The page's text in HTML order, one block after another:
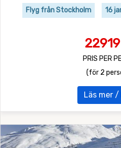
Flyg från Stockholm 16
PRIS PER
(för 2
Läs mer /